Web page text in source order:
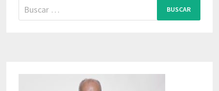
Buscar: